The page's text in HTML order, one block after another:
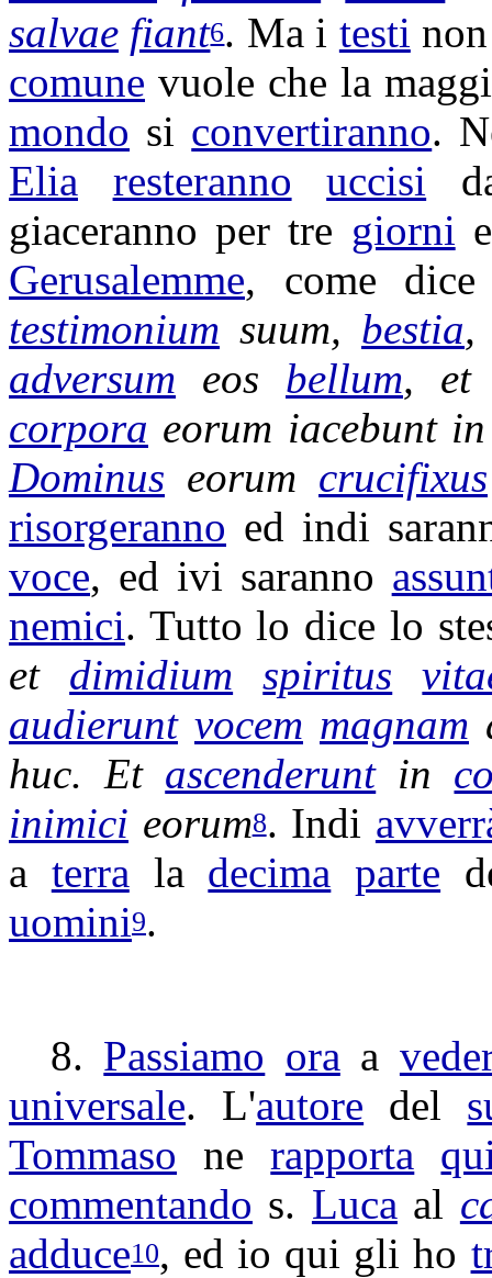
salvae fiant6. Ma i testi
comune vuole che la
mondo si convertiranno.
Elia
resteranno uccisi
giaceranno per tre giorni
Gerusalemme, come
testimonium suum, bestia,
adversum eos bellum,
corpora eorum iacebunt
Dominus eorum crucifixus
risorgeranno ed indi
voce, ed ivi saranno
nemici. Tutto lo dice lo
et dimidium spiritus
audierunt vocem magnam
huc. Et ascenderuntin
inimici eorum8. Indi
a terra la decima parte
uomini9.
8. Passiamo ora a
universale. L'autore del
Tommaso nerapporta
commentando s. Luca al
adduce10, ed io qui gli ho